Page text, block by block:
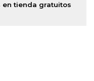
en tienda gratuitos